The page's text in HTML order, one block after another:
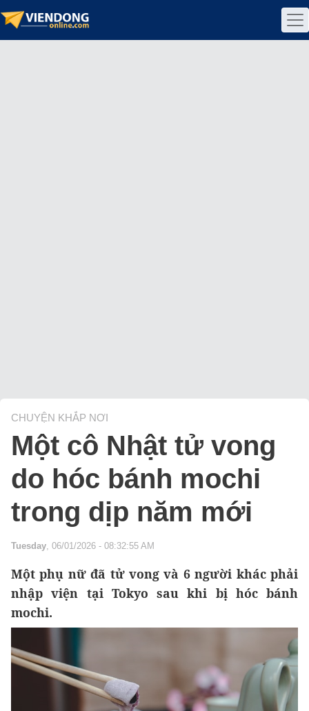
CHUYỆN KHẮP NƠI
Một cô Nhật tử vong
do hóc bánh mochi
trong dịp năm mới
Tuesday, 06/01/2026 - 08:32:55 AM
Một phụ nữ đã tử vong và 6 người khác phải
nhập viện tại Tokyo sau khi bị hóc bánh
mochi.